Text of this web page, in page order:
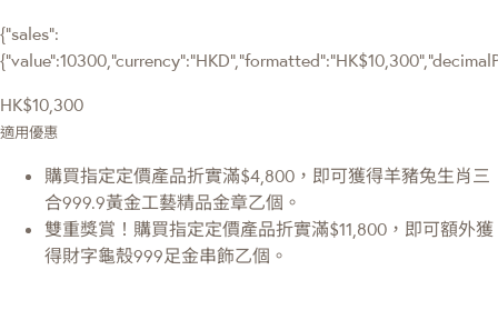
{"sales":
HK$10,300
適用優惠
購買指定定價產品折實滿$4,800，即可獲得羊豬兔生肖三
合999.9黃金工藝精品金章乙個。
雙重獎賞！購買指定定價產品折實滿$11,800，即可額外獲
得財字龜殼999足金串飾乙個。